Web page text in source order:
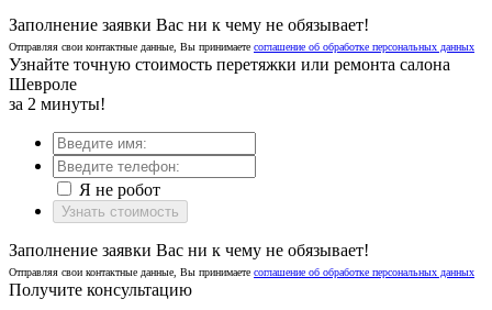
Заполнение заявки Вас ни к чему не обязывает!
Отправляя свои контактные данные, Вы принимаете соглашение об обработке персональных данных
Узнайте точную стоимость перетяжки или ремонта салона
Шевроле
за 2 минуты!
Я не робот
Узнать стоимость
Заполнение заявки Вас ни к чему не обязывает!
Отправляя свои контактные данные, Вы принимаете соглашение об обработке персональных данных
Получите консультацию